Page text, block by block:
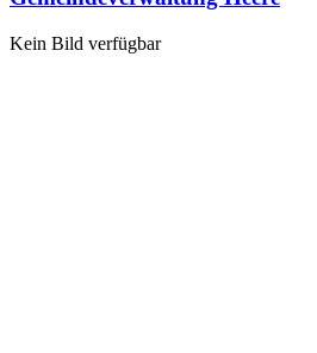
Kein Bild verfügbar